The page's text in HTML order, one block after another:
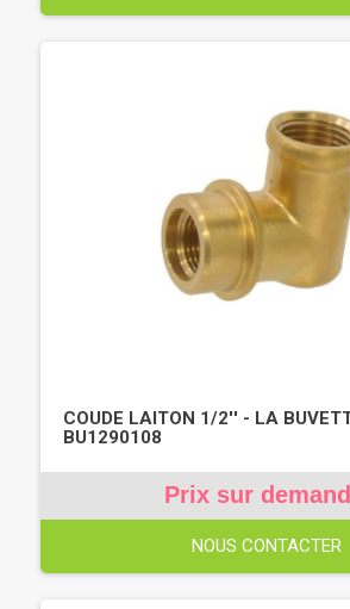
COUDE LAITON 1/2'' - LA
BU1290108
Prix sur
NOUS CONTACTER